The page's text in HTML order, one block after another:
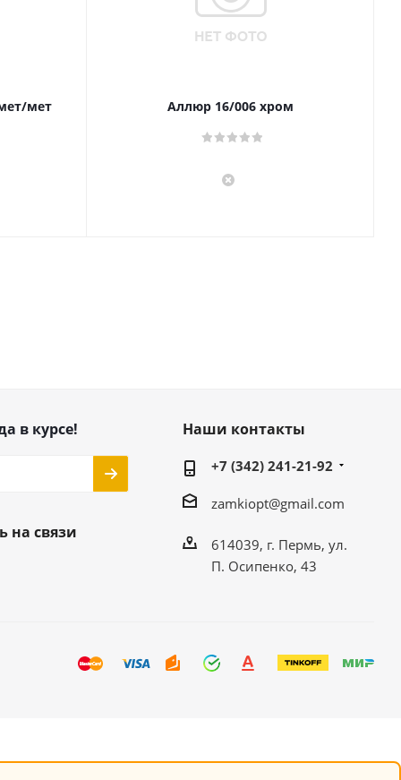
мет
Аллюр 16/006 хром
в курсе!
на связи
Наши контакты
+7 (342) 241-21-92
zamkiopt@gmail.com
614039, г. Пермь, ул.
П. Осипенко, 43